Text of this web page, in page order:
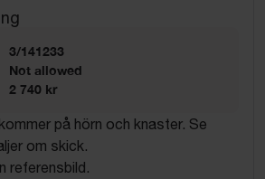
3/141233
Not allowed
2 740 kr
på hörn och knaster. Se
om skick.
referensbild.